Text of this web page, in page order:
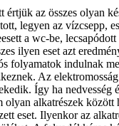
értjük az összes olyan
legyen az vízcsepp,
a wc-be,
ilyen eset azt
folyamatok indulnak
Az
Így ha nedvesség
olyan alkatrészek között
eset. Ilyenkor az